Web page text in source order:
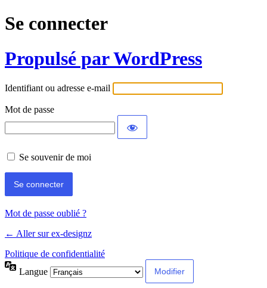
Se connecter
Propulsé par WordPress
Identifiant ou adresse e-mail
Mot de passe
Se souvenir de moi
Mot de passe oublié ?
← Aller sur ex-designz
Politique de confidentialité
Langue